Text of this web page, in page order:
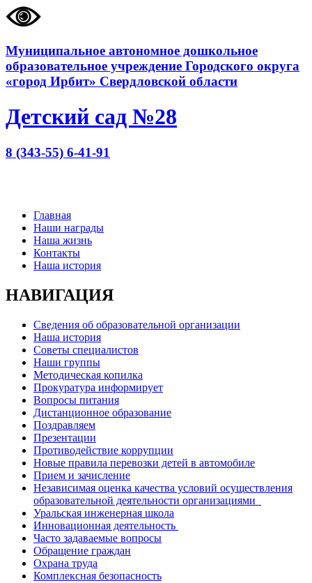
Муниципальное автономное дошкольное
образовательное учреждение Городского округа
«город Ирбит» Свердловской области
Детский сад №28
8 (343-55) 6-41-91
Главная
Наши награды
Наша жизнь
Контакты
Наша история
НАВИГАЦИЯ
Сведения об образовательной организации
Наша история
Советы специалистов
Наши группы
Методическая копилка
Прокуратура информирует
Вопросы питания
Дистанционное образование
Поздравляем
Презентации
Противодействие коррупции
Новые правила перевозки детей в автомобиле
Прием и зачисление
Независимая оценка качества условий осуществления
образовательной деятельности организациями
Уральская инженерная школа
Инновационная деятельность
Часто задаваемые вопросы
Обращение граждан
Охрана труда
Комплексная безопасность